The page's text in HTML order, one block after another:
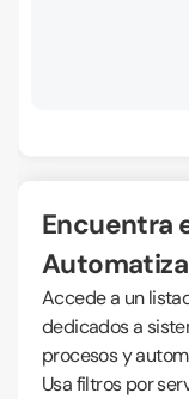
Encuentra especialistas en
Accede a un
dedicados a
procesos y
Usa filtros por